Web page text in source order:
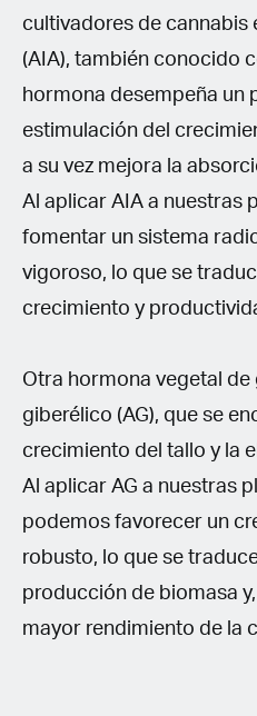
cultivadores de cannabis
(AIA), también conocido
hormona desempeña un
estimulación del
a su vez mejora la
Al aplicar AIA a nuestras
fomentar un sistema
vigoroso, lo que se
crecimiento y
Otra hormona vegetal de
giberélico (AG), que se
crecimiento del tallo y la
Al aplicar AG a nuestras
podemos favorecer un
robusto, lo que se
producción de biomasa
mayor rendimiento de la